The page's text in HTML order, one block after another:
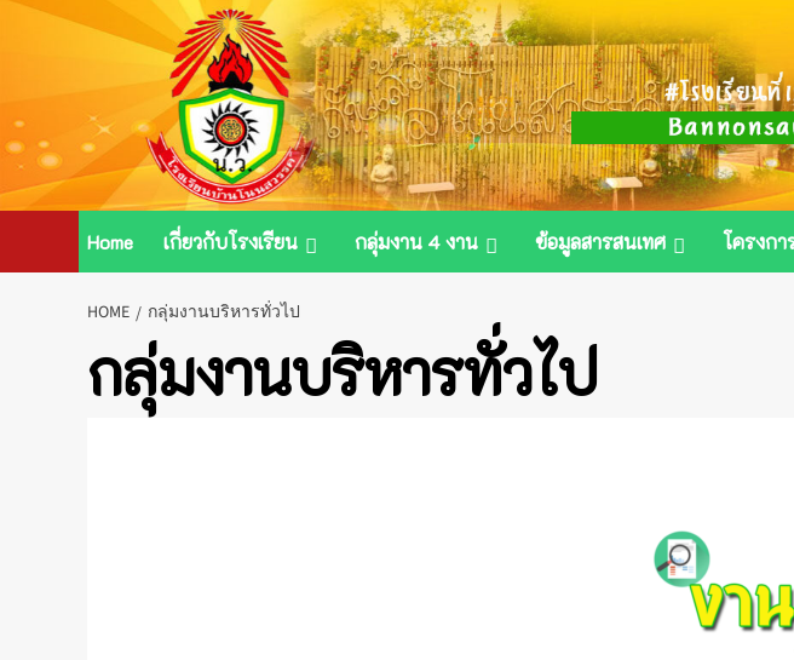
Skip
Home เกี่ยวกับโรงเรียน กลุ่มงาน 4 งาน ข้อมูลสารสนเทศ โครงกา
HOME กลุ่มงานบริหารทั่วไป
กลุ่มงานบริหารทั่วไป